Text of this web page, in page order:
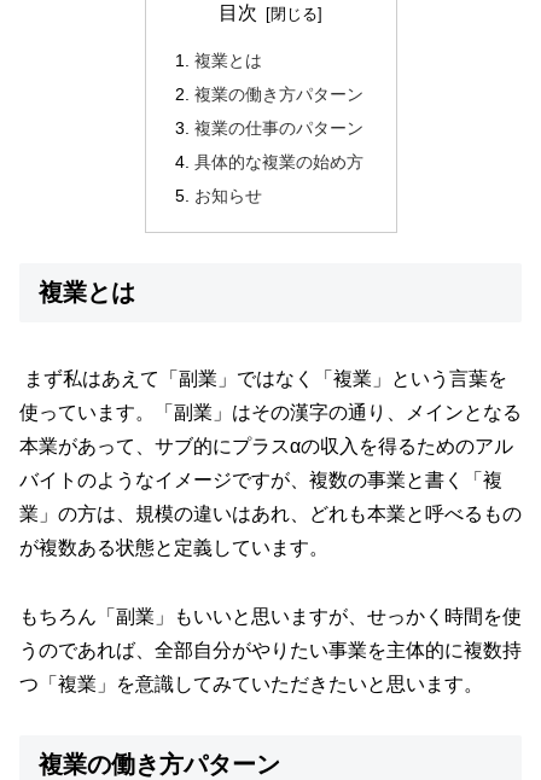
目次
複業とは
複業の働き方パターン
複業の仕事のパターン
具体的な複業の始め方
お知らせ
複業とは
まず私はあえて「副業」ではなく「複業」という言葉を
使っています。「副業」はその漢字の通り、メインとなる
本業があって、サブ的にプラスαの収入を得るためのアル
バイトのようなイメージですが、複数の事業と書く「複
業」の方は、規模の違いはあれ、どれも本業と呼べるもの
が複数ある状態と定義しています。
もちろん「副業」もいいと思いますが、せっかく時間を使
うのであれば、全部自分がやりたい事業を主体的に複数持
つ「複業」を意識してみていただきたいと思います。
複業の働き方パターン